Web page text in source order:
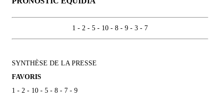
1 - 2 - 5 - 10 - 8 - 9 - 3 - 7
SYNTHÈSE DE LA PRESSE
FAVORIS
1 - 2 - 10 - 5 - 8 - 7 - 9